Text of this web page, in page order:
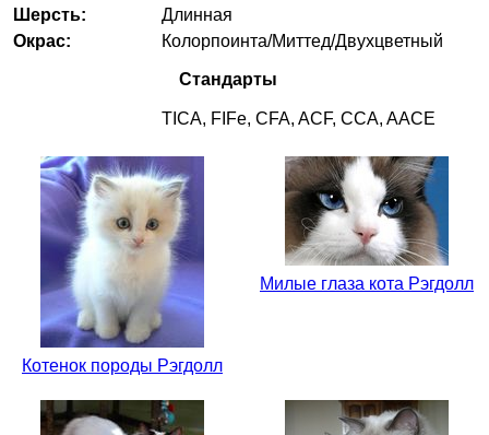
Шерсть:
Длинная
Окрас:
Колорпоинта/Миттед/Двухцветный
Стандарты
TICA, FIFe, CFA, ACF, CCA, AACE
Котенок породы Рэгдолл
Милые глаза кота Рэгдолл